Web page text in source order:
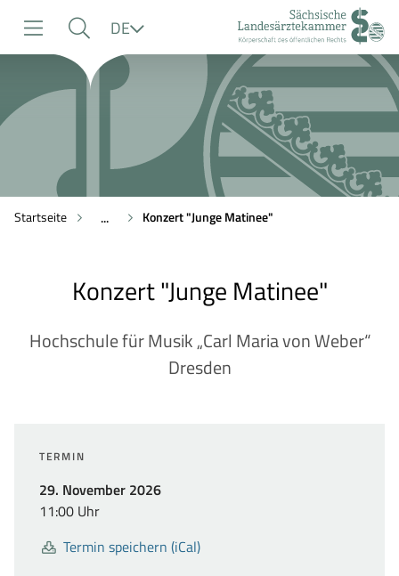
Navigation
Suche
Inhalt
DE
Startseite ... Konzert "Junge Matinee"
Konzert "Junge Matinee"
Hochschule für Musik „Carl Maria von Weber“
Dresden
TERMIN
29. November 2026,
11:00 Uhr
Termin speichern (iCal)